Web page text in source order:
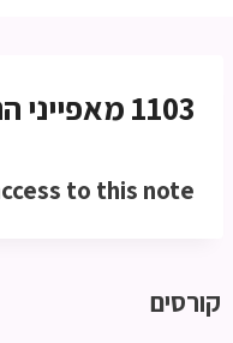
1103 מאפייני הנישואין המודעין
to this note.
קורסים